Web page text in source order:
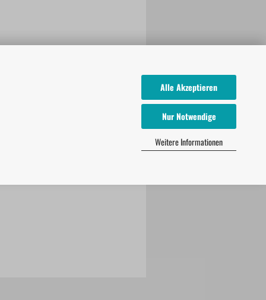
Alle Akzeptieren
Nur Notwendige
Weitere Informationen